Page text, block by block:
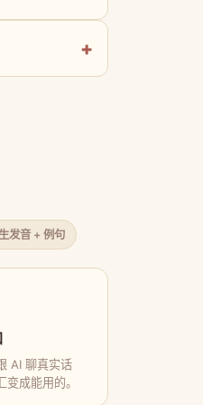
发音 + 例句
AI 聊真实话
成能用的。